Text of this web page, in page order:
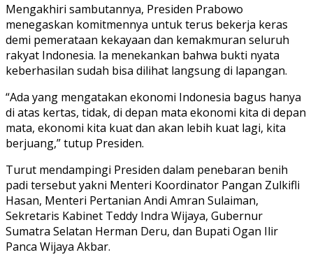
Mengakhiri sambutannya, Presiden Prabowo
menegaskan komitmennya untuk terus bekerja keras
demi pemerataan kekayaan dan kemakmuran seluruh
rakyat Indonesia. Ia menekankan bahwa bukti nyata
keberhasilan sudah bisa dilihat langsung di lapangan.
“Ada yang mengatakan ekonomi Indonesia bagus hanya
di atas kertas, tidak, di depan mata ekonomi kita di depan
mata, ekonomi kita kuat dan akan lebih kuat lagi, kita
berjuang,” tutup Presiden.
Turut mendampingi Presiden dalam penebaran benih
padi tersebut yakni Menteri Koordinator Pangan Zulkifli
Hasan, Menteri Pertanian Andi Amran Sulaiman,
Sekretaris Kabinet Teddy Indra Wijaya, Gubernur
Sumatra Selatan Herman Deru, dan Bupati Ogan Ilir
Panca Wijaya Akbar.